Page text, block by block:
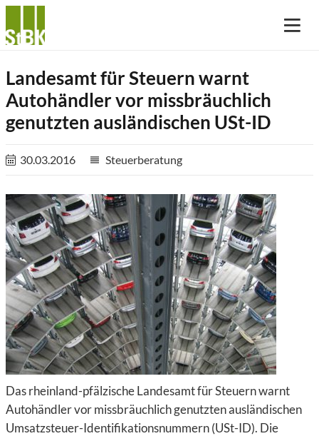
Landesamt für Steuern warnt
Autohändler vor missbräuchlich
genutzten ausländischen USt-ID
30.03.2016 reorder Steuerberatung
Das rheinland-pfälzische Landesamt für Steuern warnt
Autohändler vor missbräuchlich genutzten ausländischen
Umsatzsteuer-Identifikationsnummern (USt-ID). Die